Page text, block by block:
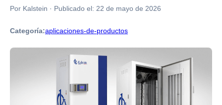
Por Kalstein · Publicado el: 22 de mayo de 2026
Categoría:aplicaciones-de-productos